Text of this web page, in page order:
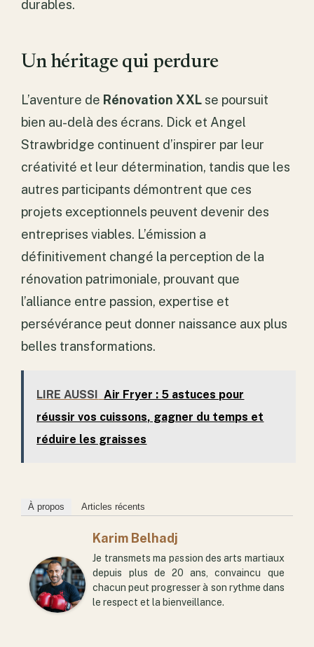
durables.
Un héritage qui perdure
L’aventure de Rénovation XXLse poursuit
bien au-delà des écrans. Dick et Angel
Strawbridge continuent d’inspirer par leur
créativité et leur détermination, tandis que les
autres participants démontrent que ces
projets exceptionnels peuvent devenir des
entreprises viables. L’émission a
définitivement changé la perception de la
rénovation patrimoniale, prouvant que
l’alliance entre passion, expertise et
persévérance peut donner naissance aux plus
belles transformations.
LIRE AUSSI Air Fryer : 5 astuces pour
réussir vos cuissons, gagner du temps et
réduire les graisses
À propos Articles récents
Karim Belhadj
Je transmets ma passion des arts martiaux
depuis plus de 20 ans, convaincu que
chacun peut progresser à son rythme dans
le respect et la bienveillance.